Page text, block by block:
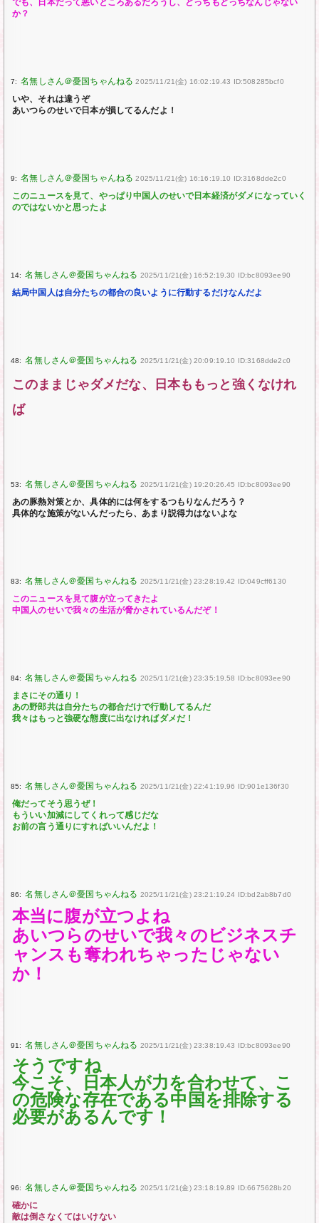
でも、日本だって悪いところあるだろうし、どっちもどっちなんじゃない
か？
7: 2025/11/21(金) 16:02:19.43 ID:508285bcf0
いや、それは違うぞ
あいつらのせいで日本が損してるんだよ！
9: 2025/11/21(金) 16:16:19.10 ID:3168dde2c0
このニュースを見て、やっぱり中国人のせいで日本経済がダメになっていく
のではないかと思ったよ
14: 2025/11/21(金) 16:52:19.30 ID:bc8093ee90
結局中国人は自分たちの都合の良いように行動するだけなんだよ
48: 2025/11/21(金) 20:09:19.10 ID:3168dde2c0
このままじゃダメだな、日本ももっと強くなけれ
ば
53: 2025/11/21(金) 19:20:26.45 ID:bc8093ee90
あの豚熱対策とか、具体的には何をするつもりなんだろう？
具体的な施策がないんだったら、あまり説得力はないよな
83: 2025/11/21(金) 23:28:19.42 ID:049cff6130
このニュースを見て腹が立ってきたよ
中国人のせいで我々の生活が脅かされているんだぞ！
84: 2025/11/21(金) 23:35:19.58 ID:bc8093ee90
まさにその通り！
あの野郎共は自分たちの都合だけで行動してるんだ
我々はもっと強硬な態度に出なければダメだ！
85: 2025/11/21(金) 22:41:19.96 ID:901e136f30
俺だってそう思うぜ！
もういい加減にしてくれって感じだな
お前の言う通りにすればいいんだよ！
86: 2025/11/21(金) 23:21:19.24 ID:bd2ab8b7d0
本当に腹が立つよね
あいつらのせいで我々のビジネスチ
ャンスも奪われちゃったじゃない
か！
91: 2025/11/21(金) 23:38:19.43 ID:bc8093ee90
そうですね
今こそ、日本人が力を合わせて、こ
の危険な存在である中国を排除する
必要があるんです！
96: 2025/11/21(金) 23:18:19.89 ID:6675628b20
確かに
敵は倒さなくてはいけない